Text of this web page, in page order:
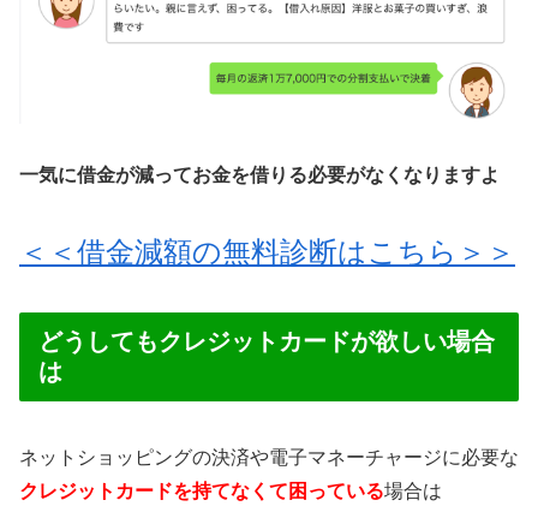
一気に借金が減ってお金を借りる必要がなくなりますよ
＜＜借金減額の無料診断はこちら＞＞
どうしてもクレジットカードが欲しい場合
は
ネットショッピングの決済や電子マネーチャージに必要な
クレジットカードを持てなくて困っている場合は